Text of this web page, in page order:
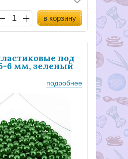
в корзину
под
6 мм, зеленый
подробнее